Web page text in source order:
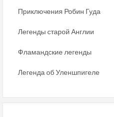
Приключения Робин Гуда
Легенды старой Англии
Фламандские легенды
Легенда об Уленшпигеле